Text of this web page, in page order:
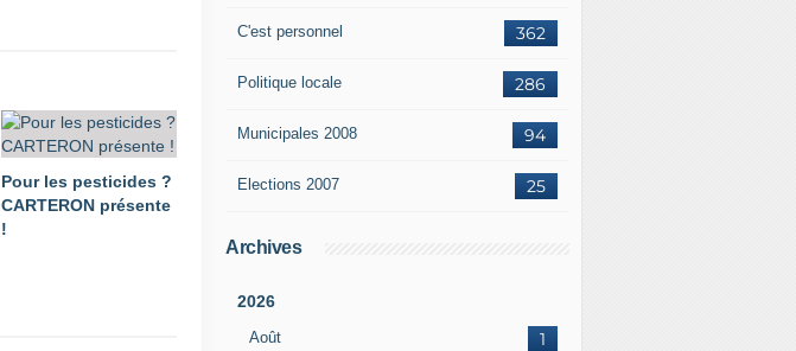
Pour les pesticides ?
CARTERON présente
!
362
C'est personnel
286
Politique locale
94
Municipales 2008
25
Elections 2007
Archives
2026
Août 1